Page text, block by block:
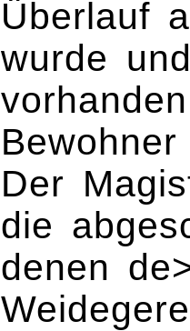
Überlauf
wurde
Der
die
denen